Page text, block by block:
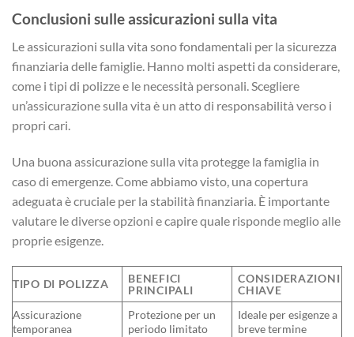
Conclusioni sulle assicurazioni sulla vita
Le assicurazioni sulla vita sono fondamentali per la sicurezza
finanziaria delle famiglie. Hanno molti aspetti da considerare,
come i tipi di polizze e le necessità personali. Scegliere
un’assicurazione sulla vita è un atto di responsabilità verso i
propri cari.
Una buona assicurazione sulla vita protegge la famiglia in
caso di emergenze. Come abbiamo visto, una copertura
adeguata è cruciale per la stabilità finanziaria. È importante
valutare le diverse opzioni e capire quale risponde meglio alle
proprie esigenze.
TIPO DI POLIZZA
BENEFICI
PRINCIPALI
CONSIDERAZIONI
CHIAVE
Assicurazione
temporanea
Protezione per un
periodo limitato
Ideale per esigenze a
breve termine